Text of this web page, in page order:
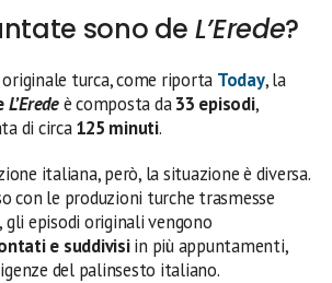
sono de L’Erede?
turca, come riporta Today, la
L’Eredeè composta da33 episodi,
di circa125 minuti.
italiana, però, la situazione è diversa.
con le produzioni turche trasmesse
episodi originali vengono
e suddivisiin più appuntamenti,
del palinsesto italiano.